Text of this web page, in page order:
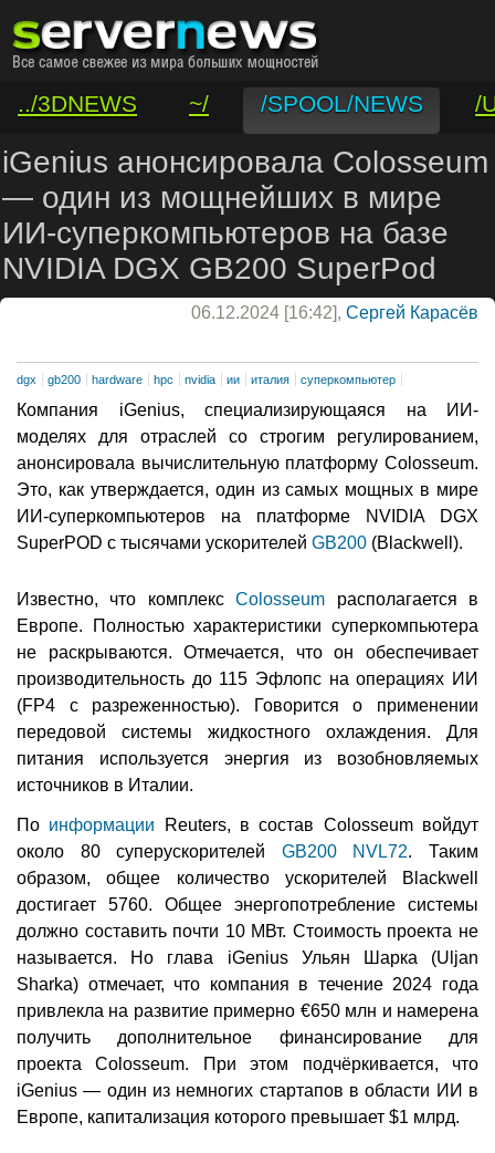
../3DNEWS ~/ /SPOOL/NEWS
/
/VAR/CONTACT
iGenius анонсировала Colosseum
— один из мощнейших в мире
ИИ-суперкомпьютеров на базе
NVIDIA DGX GB200 SuperPod
06.12.2024 [16:42], Сергей Карасёв
dgx gb200 hardware hpc nvidia ии италия суперкомпьютер
Компания iGenius, специализирующаяся на ИИ-
моделях для отраслей со строгим регулированием,
анонсировала вычислительную платформу Colosseum.
Это, как утверждается, один из самых мощных в мире
ИИ-суперкомпьютеров на платформе NVIDIA DGX
SuperPOD с тысячами ускорителей GB200 (Blackwell).
Известно, что комплексColosseum располагается в
Европе. Полностью характеристики суперкомпьютера
не раскрываются. Отмечается, что он обеспечивает
производительность до 115 Эфлопс на операциях ИИ
(FP4 с разреженностью). Говорится о применении
передовой системы жидкостного охлаждения. Для
питания используется энергия из возобновляемых
источников в Италии.
По информации Reuters, в состав Colosseum войдут
около 80 суперускорителей GB200 NVL72. Таким
образом, общее количество ускорителей Blackwell
достигает 5760. Общее энергопотребление системы
должно составить почти 10 МВт. Стоимость проекта не
называется. Но глава iGenius Ульян Шарка (Uljan
Sharka) отмечает, что компания в течение 2024 года
привлекла на развитие примерно €650 млн и намерена
получить дополнительное финансирование для
проекта Colosseum. При этом подчёркивается, что
iGenius — один из немногих стартапов в области ИИ в
Европе, капитализация которого превышает $1 млрд.